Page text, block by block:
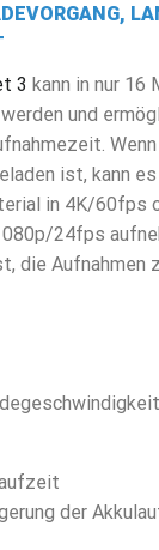
3 kann in nur 16
und
ist, kann
in 4K/60fps
24fps
die Aufnahmen
der